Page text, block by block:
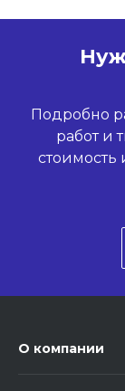
Подробно
работ и
О компании